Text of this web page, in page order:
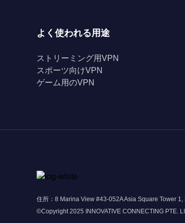
よく使われる用途
ストリーミング用VPN
スポーツ向けVPN
ゲーム用のVPN
住所：8 Marina View #43-052A Asia Square Tower
©Copyright 2025 INNOVATIVE CONNECTING PTE.